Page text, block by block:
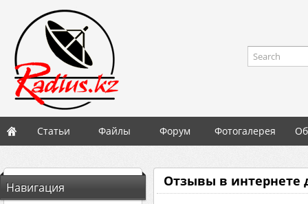
Search
Статьи Файлы Форум Фотогалерея
Навигация
Отзывы в интернете